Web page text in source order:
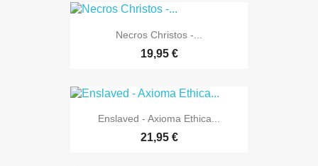
Necros Christos -...
19,95 €
Enslaved - Axioma Ethica...
21,95 €